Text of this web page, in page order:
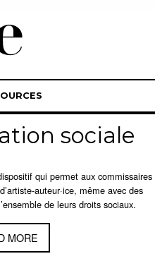
sociale
qui permet aux commissaires
auteur·ice, même avec des
de leurs droits sociaux.
MORE